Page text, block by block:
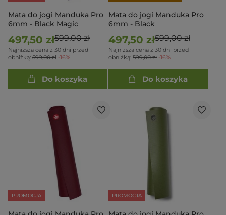
Mata do jogi Manduka Pro
6mm - Black Magic
497,50 zł599,00 zł
Najniższa cena z 30 dni przed
obniżką: 599,00 zł -16%
Do koszyka
Mata do jogi Manduka Pro
6mm - Black
497,50 zł599,00 zł
Najniższa cena z 30 dni przed
obniżką: 599,00 zł -16%
Do koszyka
PROMOCJA PROMOCJA